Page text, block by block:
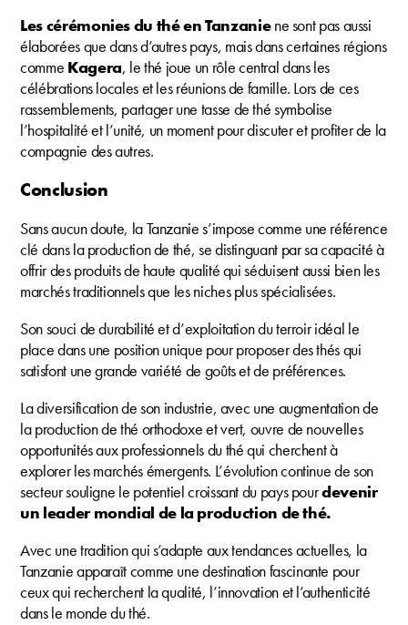
Les cérémonies du thé en Tanzaniene sont pas aussi
élaborées que dans d’autres pays, mais dans certaines régions
comme Kagera, le thé joue un rôle central dans les
célébrations locales et les réunions de famille. Lors de ces
rassemblements, partager une tasse de thé symbolise
l’hospitalité et l’unité, un moment pour discuter et profiter de la
compagnie des autres.
Conclusion
Sans aucun doute, la Tanzanie s’impose comme une référence
clé dans la production de thé, se distinguant par sa capacité à
offrir des produits de haute qualité qui séduisent aussi bien les
marchés traditionnels que les niches plus spécialisées.
Son souci de durabilité et d’exploitation du terroir idéal le
place dans une position unique pour proposer des thés qui
satisfont une grande variété de goûts et de préférences.
La diversification de son industrie, avec une augmentation de
la production de thé orthodoxe et vert, ouvre de nouvelles
opportunités aux professionnels du thé qui cherchent à
explorer les marchés émergents. L’évolution continue de son
secteur souligne le potentiel croissant du pays pourdevenir
un leader mondial de la production de thé.
Avec une tradition qui s’adapte aux tendances actuelles, la
Tanzanie apparaît comme une destination fascinante pour
ceux qui recherchent la qualité, l’innovation et l’authenticité
dans le monde du thé.